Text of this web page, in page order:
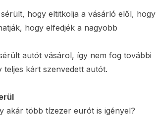
hogy eltitkolja a vásárló elől, hogy
hogy elfedjék a nagyobb
autót vásárol, így nem fog további
teljes kárt szenvedett autót.
akár több tízezer eurót is igényel?